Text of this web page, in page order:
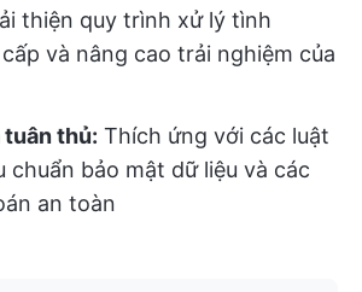
thiện quy trình xử lý tình
và nâng cao trải nghiệm của
tuân thủ: Thích ứng với các luật
chuẩn bảo mật dữ liệu và các
an toàn